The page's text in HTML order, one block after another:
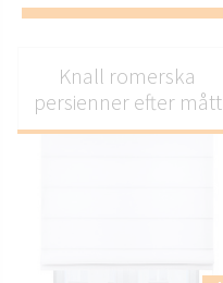
Knall romerska
persienner efter mått